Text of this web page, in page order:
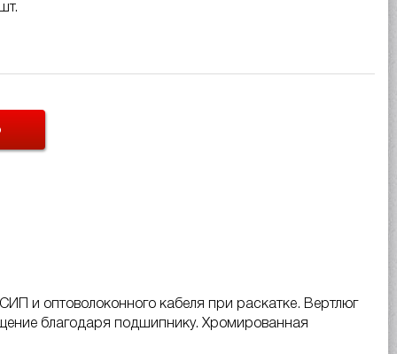
и оптоволоконного кабеля при раскатке. Вертлюг
благодаря подшипнику. Хромированная